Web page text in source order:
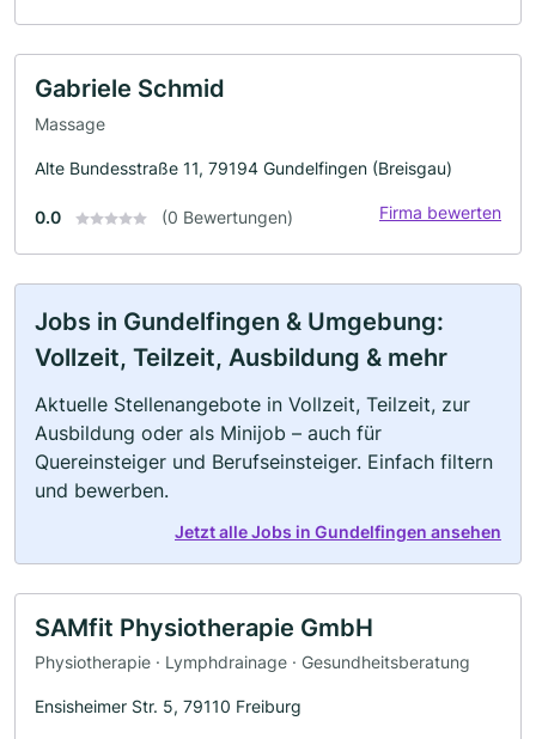
Gabriele Schmid
Massage
Alte Bundesstraße 11, 79194 Gundelfingen (Breisgau)
0.0 (0 Bewertungen) Firma bewerten
Jobs in Gundelfingen & Umgebung:
Vollzeit, Teilzeit, Ausbildung & mehr
Aktuelle Stellenangebote in Vollzeit, Teilzeit, zur
Ausbildung oder als Minijob – auch für
Quereinsteiger und Berufseinsteiger. Einfach filtern
und bewerben.
Jetzt alle Jobs in Gundelfingen ansehen
SAMfit Physiotherapie GmbH
Physiotherapie · Lymphdrainage · Gesundheitsberatung
Ensisheimer Str. 5, 79110 Freiburg